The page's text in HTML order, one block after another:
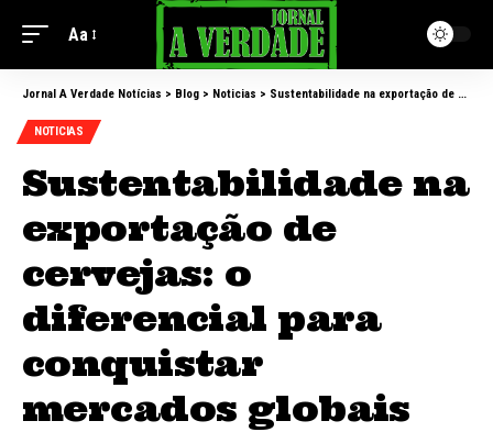
Aa
Jornal A Verdade Notícias > Blog > Noticias > Sustentabilidade na exportação de cervejas: o diferencial para conquistar mercados globais
NOTICIAS
Sustentabilidade na
exportação de
cervejas: o
diferencial para
conquistar
mercados globais